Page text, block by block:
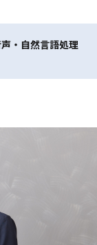
・自然言語処理